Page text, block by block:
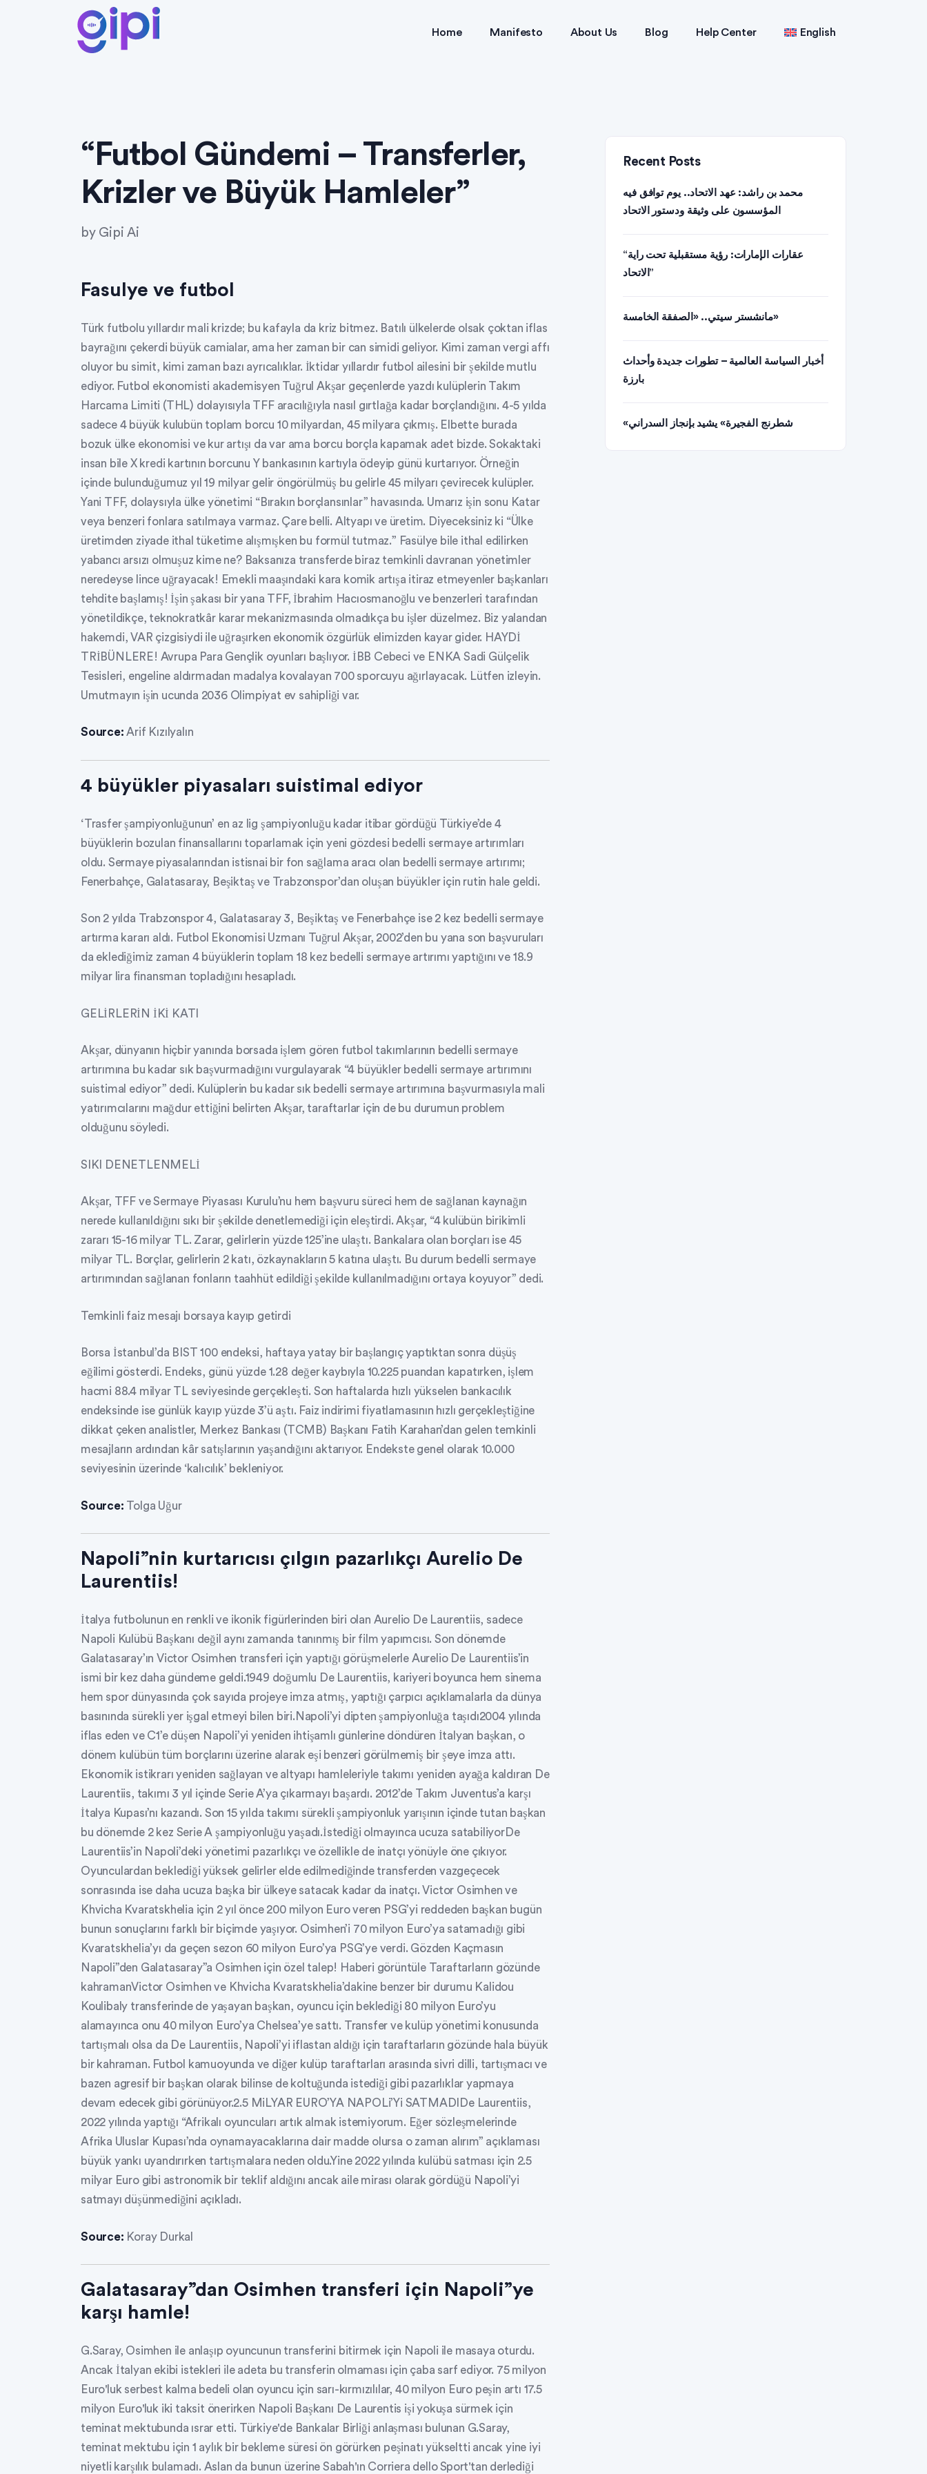
Home Manifesto About Us Blog Help Center English
“Futbol Gündemi – Transferler,
Krizler ve Büyük Hamleler”
by Gipi Ai
Fasulye ve futbol
Türk futbolu yıllardır mali krizde; bu kafayla da kriz bitmez. Batılı ülkelerde olsak çoktan iflas
bayrağını çekerdi büyük camialar, ama her zaman bir can simidi geliyor. Kimi zaman vergi affı
oluyor bu simit, kimi zaman bazı ayrıcalıklar. İktidar yıllardır futbol ailesini bir şekilde mutlu
ediyor. Futbol ekonomisti akademisyen Tuğrul Akşar geçenlerde yazdı kulüplerin Takım
Harcama Limiti (THL) dolayısıyla TFF aracılığıyla nasıl gırtlağa kadar borçlandığını. 4-5 yılda
sadece 4 büyük kulubün toplam borcu 10 milyardan, 45 milyara çıkmış. Elbette burada
bozuk ülke ekonomisi ve kur artışı da var ama borcu borçla kapamak adet bizde. Sokaktaki
insan bile X kredi kartının borcunu Y bankasının kartıyla ödeyip günü kurtarıyor. Örneğin
içinde bulunduğumuz yıl 19 milyar gelir öngörülmüş bu gelirle 45 milyarı çevirecek kulüpler.
Yani TFF, dolaysıyla ülke yönetimi “Bırakın borçlansınlar” havasında. Umarız işin sonu Katar
veya benzeri fonlara satılmaya varmaz. Çare belli. Altyapı ve üretim. Diyeceksiniz ki “Ülke
üretimden ziyade ithal tüketime alışmışken bu formül tutmaz.” Fasülye bile ithal edilirken
yabancı arsızı olmuşuz kime ne? Baksanıza transferde biraz temkinli davranan yönetimler
neredeyse lince uğrayacak! Emekli maaşındaki kara komik artışa itiraz etmeyenler başkanları
tehdite başlamış! İşin şakası bir yana TFF, İbrahim Hacıosmanoğlu ve benzerleri tarafından
yönetildikçe, teknokratkâr karar mekanizmasında olmadıkça bu işler düzelmez. Biz yalandan
hakemdi, VAR çizgisiydi ile uğraşırken ekonomik özgürlük elimizden kayar gider. HAYDİ
TRİBÜNLERE! Avrupa Para Gençlik oyunları başlıyor. İBB Cebeci ve ENKA Sadi Gülçelik
Tesisleri, engeline aldırmadan madalya kovalayan 700 sporcuyu ağırlayacak. Lütfen izleyin.
Umutmayın işin ucunda 2036 Olimpiyat ev sahipliği var.
Source: Arif Kızılyalın
4 büyükler piyasaları suistimal ediyor
‘Trasfer şampiyonluğunun’ en az lig şampiyonluğu kadar itibar gördüğü Türkiye’de 4
büyüklerin bozulan finansallarını toparlamak için yeni gözdesi bedelli sermaye artırımları
oldu. Sermaye piyasalarından istisnai bir fon sağlama aracı olan bedelli sermaye artırımı;
Fenerbahçe, Galatasaray, Beşiktaş ve Trabzonspor’dan oluşan büyükler için rutin hale geldi.
Son 2 yılda Trabzonspor 4, Galatasaray 3, Beşiktaş ve Fenerbahçe ise 2 kez bedelli sermaye
artırma kararı aldı. Futbol Ekonomisi Uzmanı Tuğrul Akşar, 2002’den bu yana son başvuruları
da eklediğimiz zaman 4 büyüklerin toplam 18 kez bedelli sermaye artırımı yaptığını ve 18.9
milyar lira finansman topladığını hesapladı.
GELİRLERİN İKİ KATI
Akşar, dünyanın hiçbir yanında borsada işlem gören futbol takımlarının bedelli sermaye
artırımına bu kadar sık başvurmadığını vurgulayarak “4 büyükler bedelli sermaye artırımını
suistimal ediyor” dedi. Kulüplerin bu kadar sık bedelli sermaye artırımına başvurmasıyla mali
yatırımcılarını mağdur ettiğini belirten Akşar, taraftarlar için de bu durumun problem
olduğunu söyledi.
SIKI DENETLENMELİ
Akşar, TFF ve Sermaye Piyasası Kurulu’nu hem başvuru süreci hem de sağlanan kaynağın
nerede kullanıldığını sıkı bir şekilde denetlemediği için eleştirdi. Akşar, “4 kulübün birikimli
zararı 15-16 milyar TL. Zarar, gelirlerin yüzde 125’ine ulaştı. Bankalara olan borçları ise 45
milyar TL. Borçlar, gelirlerin 2 katı, özkaynakların 5 katına ulaştı. Bu durum bedelli sermaye
artırımından sağlanan fonların taahhüt edildiği şekilde kullanılmadığını ortaya koyuyor” dedi.
Temkinli faiz mesajı borsaya kayıp getirdi
Borsa İstanbul’da BIST 100 endeksi, haftaya yatay bir başlangıç yaptıktan sonra düşüş
eğilimi gösterdi. Endeks, günü yüzde 1.28 değer kaybıyla 10.225 puandan kapatırken, işlem
hacmi 88.4 milyar TL seviyesinde gerçekleşti. Son haftalarda hızlı yükselen bankacılık
endeksinde ise günlük kayıp yüzde 3’ü aştı. Faiz indirimi fiyatlamasının hızlı gerçekleştiğine
dikkat çeken analistler, Merkez Bankası (TCMB) Başkanı Fatih Karahan’dan gelen temkinli
mesajların ardından kâr satışlarının yaşandığını aktarıyor. Endekste genel olarak 10.000
seviyesinin üzerinde ‘kalıcılık’ bekleniyor.
Source: Tolga Uğur
Napoli”nin kurtarıcısı çılgın pazarlıkçı Aurelio De
Laurentiis!
İtalya futbolunun en renkli ve ikonik figürlerinden biri olan Aurelio De Laurentiis, sadece
Napoli Kulübü Başkanı değil aynı zamanda tanınmış bir film yapımcısı. Son dönemde
Galatasaray’ın Victor Osimhen transferi için yaptığı görüşmelerle Aurelio De Laurentiis’in
ismi bir kez daha gündeme geldi.1949 doğumlu De Laurentiis, kariyeri boyunca hem sinema
hem spor dünyasında çok sayıda projeye imza atmış, yaptığı çarpıcı açıklamalarla da dünya
basınında sürekli yer işgal etmeyi bilen biri.Napoli’yi dipten şampiyonluğa taşıdı2004 yılında
iflas eden ve C1’e düşen Napoli’yi yeniden ihtişamlı günlerine döndüren İtalyan başkan, o
dönem kulübün tüm borçlarını üzerine alarak eşi benzeri görülmemiş bir şeye imza attı.
Ekonomik istikrarı yeniden sağlayan ve altyapı hamleleriyle takımı yeniden ayağa kaldıran De
Laurentiis, takımı 3 yıl içinde Serie A’ya çıkarmayı başardı. 2012’de Takım Juventus’a karşı
İtalya Kupası’nı kazandı. Son 15 yılda takımı sürekli şampiyonluk yarışının içinde tutan başkan
bu dönemde 2 kez Serie A şampiyonluğu yaşadı.İstediği olmayınca ucuza satabiliyorDe
Laurentiis’in Napoli’deki yönetimi pazarlıkçı ve özellikle de inatçı yönüyle öne çıkıyor.
Oyunculardan beklediği yüksek gelirler elde edilmediğinde transferden vazgeçecek
sonrasında ise daha ucuza başka bir ülkeye satacak kadar da inatçı. Victor Osimhen ve
Khvicha Kvaratskhelia için 2 yıl önce 200 milyon Euro veren PSG’yi reddeden başkan bugün
bunun sonuçlarını farklı bir biçimde yaşıyor. Osimhen’i 70 milyon Euro’ya satamadığı gibi
Kvaratskhelia’yı da geçen sezon 60 milyon Euro’ya PSG’ye verdi. Gözden Kaçmasın
Napoli”den Galatasaray”a Osimhen için özel talep! Haberi görüntüle Taraftarların gözünde
kahramanVictor Osimhen ve Khvicha Kvaratskhelia’dakine benzer bir durumu Kalidou
Koulibaly transferinde de yaşayan başkan, oyuncu için beklediği 80 milyon Euro’yu
alamayınca onu 40 milyon Euro’ya Chelsea’ye sattı. Transfer ve kulüp yönetimi konusunda
tartışmalı olsa da De Laurentiis, Napoli’yi iflastan aldığı için taraftarların gözünde hala büyük
bir kahraman. Futbol kamuoyunda ve diğer kulüp taraftarları arasında sivri dilli, tartışmacı ve
bazen agresif bir başkan olarak bilinse de koltuğunda istediği gibi pazarlıklar yapmaya
devam edecek gibi görünüyor.2.5 MiLYAR EURO’YA NAPOLi’Yi SATMADIDe Laurentiis,
2022 yılında yaptığı “Afrikalı oyuncuları artık almak istemiyorum. Eğer sözleşmelerinde
Afrika Uluslar Kupası’nda oynamayacaklarına dair madde olursa o zaman alırım” açıklaması
büyük yankı uyandırırken tartışmalara neden oldu.Yine 2022 yılında kulübü satması için 2.5
milyar Euro gibi astronomik bir teklif aldığını ancak aile mirası olarak gördüğü Napoli’yi
satmayı düşünmediğini açıkladı.
Source: Koray Durkal
Galatasaray”dan Osimhen transferi için Napoli”ye
karşı hamle!
G.Saray, Osimhen ile anlaşıp oyuncunun transferini bitirmek için Napoli ile masaya oturdu.
Ancak İtalyan ekibi istekleri ile adeta bu transferin olmaması için çaba sarf ediyor. 75 milyon
Euro'luk serbest kalma bedeli olan oyuncu için sarı-kırmızılılar, 40 milyon Euro peşin artı 17.5
milyon Euro'luk iki taksit önerirken Napoli Başkanı De Laurentis işi yokuşa sürmek için
teminat mektubunda ısrar etti. Türkiye'de Bankalar Birliği anlaşması bulunan G.Saray,
teminat mektubu için 1 aylık bir bekleme süresi ön görürken peşinatı yükseltti ancak yine iyi
niyetli karşılık bulamadı. Aslan da bunun üzerine Sabah'ın Corriera dello Sport'tan derlediği
Recent Posts
محمد بن راشد: عهد الاتحاد.. يوم توافق فيه
المؤسسون على وثيقة ودستور الاتحاد
“عقارات الإمارات: رؤية مستقبلية تحت راية
الاتحاد”
مانشستر سيتي.. «الصفقة الخامسة»
أخبار السياسة العالمية – تطورات جديدة وأحداث
بارزة
«شطرنج الفجيرة» يشيد بإنجاز السدراني